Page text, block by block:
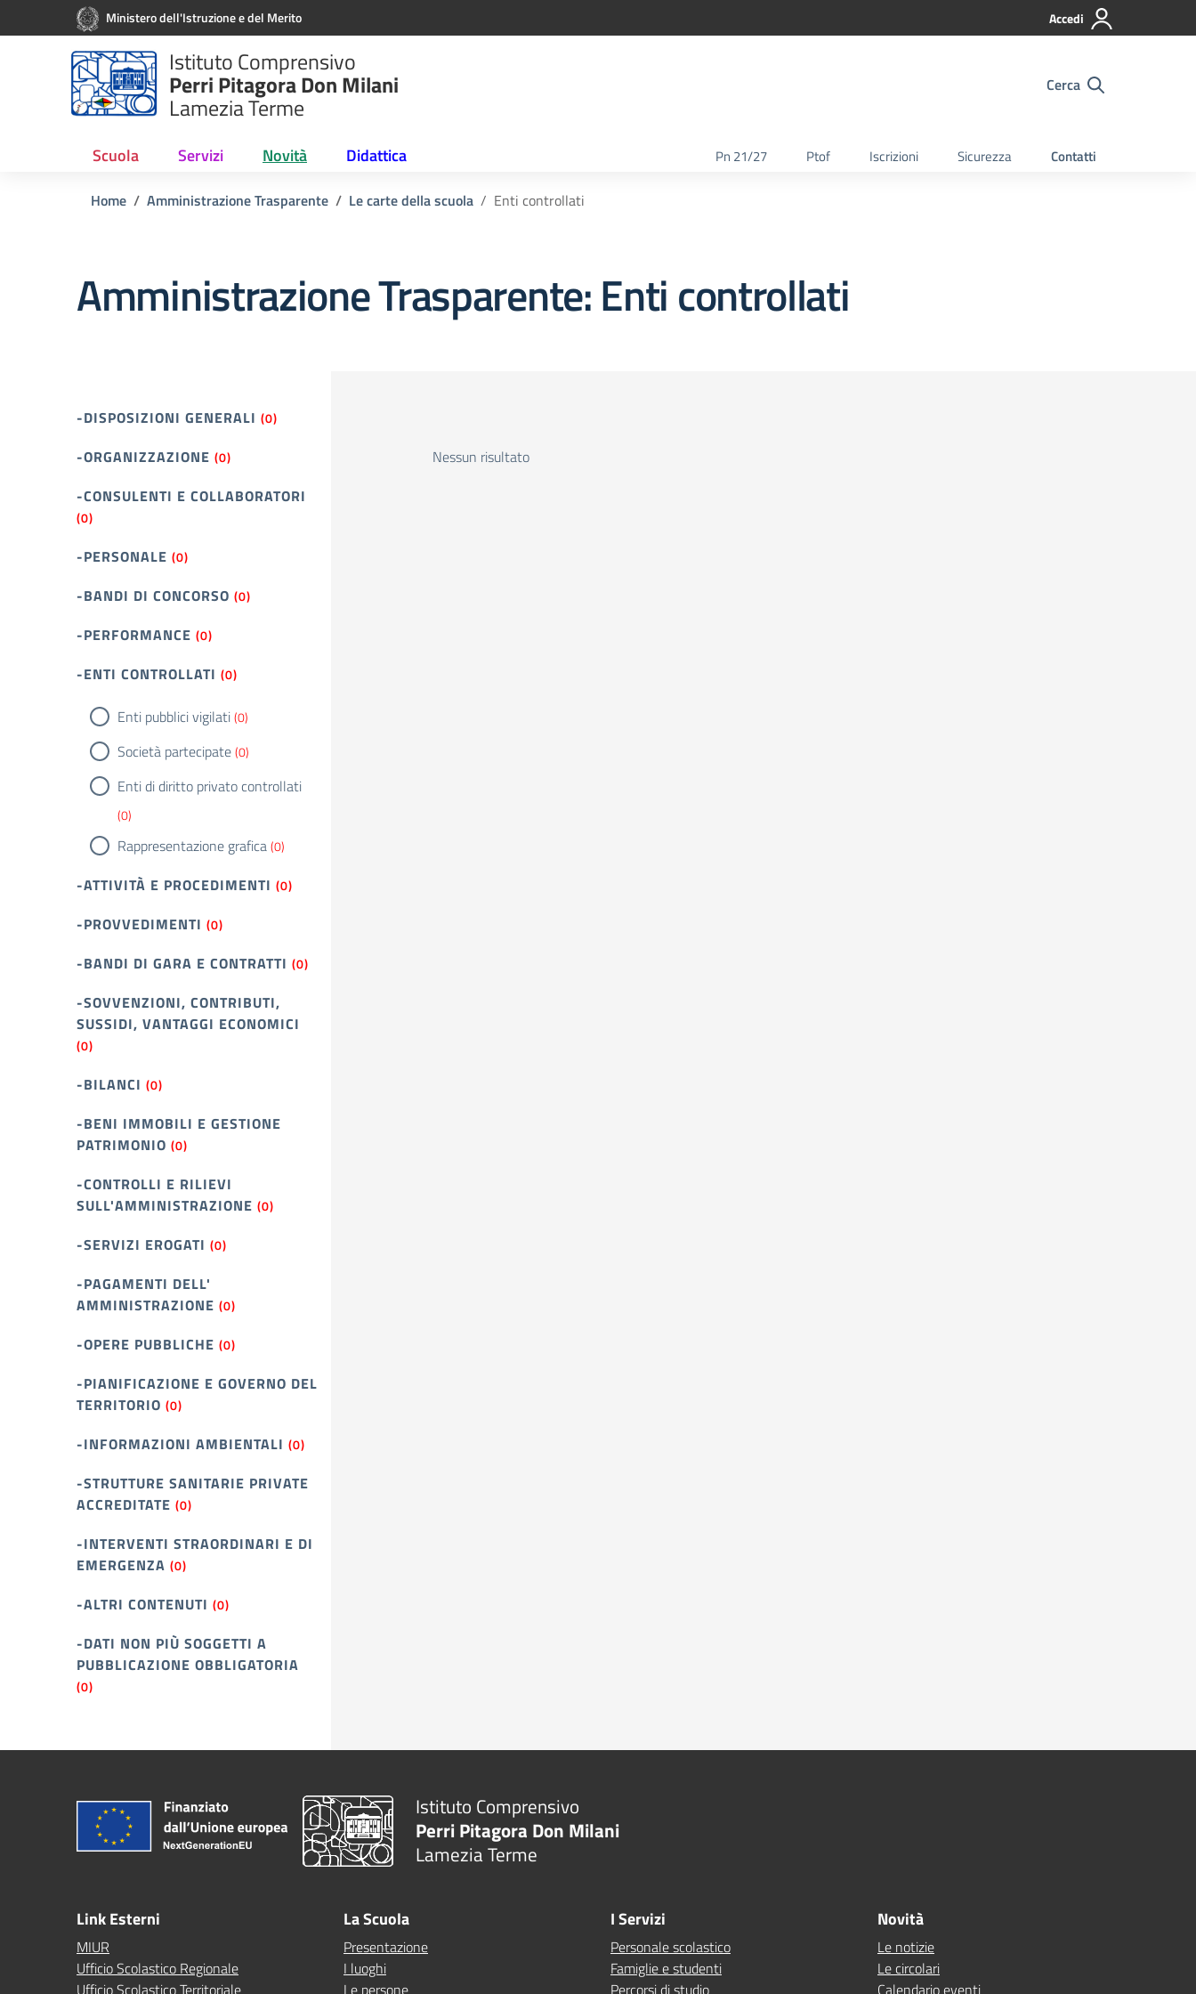
Vai ai contenuti
Vai al menu di navigazioneMinistero dell'Istruzione e del Merito Accedi
Istituto Comprensivo
Perri Pitagora Don Milani
Lamezia Terme
Cerca
Scuola Servizi Novità Didattica Pn 21/27 Ptof Iscrizioni Sicurezza Contatti
Home Amministrazione Trasparente Le carte della scuola Enti controllati
Amministrazione Trasparente:Enti controllati
-DISPOSIZIONI GENERALI (0)
-ORGANIZZAZIONE (0)
-CONSULENTI E COLLABORATORI
(0)
-PERSONALE (0)
-BANDI DI CONCORSO (0)
-PERFORMANCE (0)
-ENTI CONTROLLATI (0)
Enti pubblici vigilati(0)
Società partecipate(0)
Enti di diritto privato controllati
(0)
Rappresentazione grafica(0)
-ATTIVITÀ E PROCEDIMENTI (0)
-PROVVEDIMENTI (0)
-BANDI DI GARA E CONTRATTI (0)
-SOVVENZIONI, CONTRIBUTI,
SUSSIDI, VANTAGGI ECONOMICI
(0)
-BILANCI (0)
-BENI IMMOBILI E GESTIONE
PATRIMONIO (0)
-CONTROLLI E RILIEVI
SULL'AMMINISTRAZIONE (0)
-SERVIZI EROGATI (0)
-PAGAMENTI DELL'
AMMINISTRAZIONE (0)
-OPERE PUBBLICHE (0)
-PIANIFICAZIONE E GOVERNO DEL
TERRITORIO (0)
-INFORMAZIONI AMBIENTALI (0)
-STRUTTURE SANITARIE PRIVATE
ACCREDITATE (0)
-INTERVENTI STRAORDINARI E DI
EMERGENZA (0)
-ALTRI CONTENUTI (0)
-DATI NON PIÙ SOGGETTI A
PUBBLICAZIONE OBBLIGATORIA
(0)
Nessun risultato
Istituto Comprensivo
Perri Pitagora Don Milani
Lamezia Terme
Link Esterni
MIUR
Ufficio Scolastico Regionale
Ufficio Scolastico Territoriale
La Scuola
Presentazione
I luoghi
Le persone
I Servizi
Personale scolastico
Famiglie e studenti
Percorsi di studio
Novità
Le notizie
Le circolari
Calendario eventi